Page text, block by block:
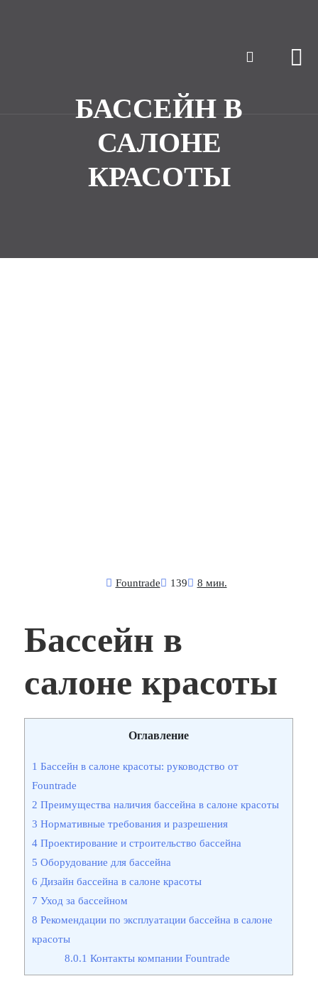
БАССЕЙН В
САЛОНЕ
КРАСОТЫ
Fоuntrade 139 8 мин.
Бассейн в
салоне красоты
Оглавление
1 Бассейн в салоне красоты: руководство от
Fountrade
2 Преимущества наличия бассейна в салоне красоты
3 Нормативные требования и разрешения
4 Проектирование и строительство бассейна
5 Оборудование для бассейна
6 Дизайн бассейна в салоне красоты
7 Уход за бассейном
8 Рекомендации по эксплуатации бассейна в салоне
красоты
8.0.1 Контакты компании Fountrade